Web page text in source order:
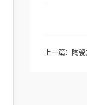
上一篇： 陶